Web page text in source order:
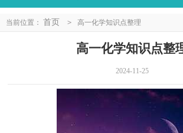
当前位置： 首页 > 高一化学知识点整理
高一化学知识点整
2024-11-25